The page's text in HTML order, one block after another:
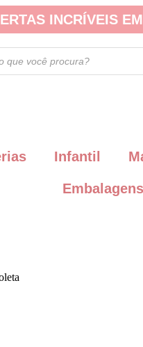
INCRÍVEIS
Infantil